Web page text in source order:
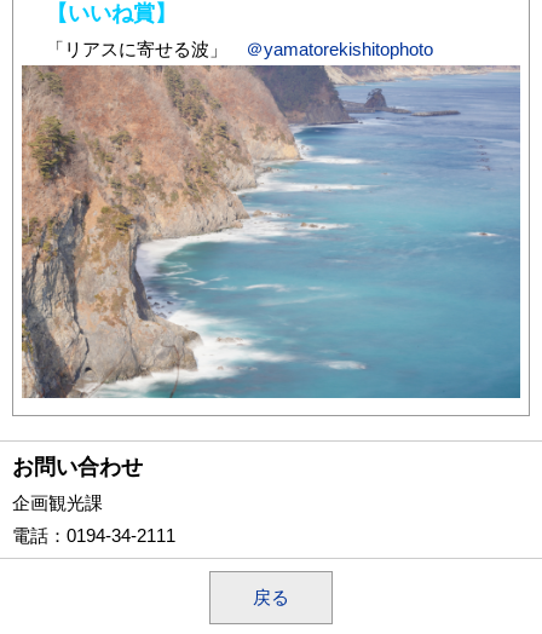
【いいね賞】
「リアスに寄せる波」 ＠yamatorekishitophoto
お問い合わせ
企画観光課
電話 ：0194-34-2111
戻る